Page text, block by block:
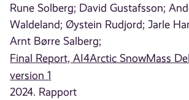
Rune Solberg; David Gustafsson;
Waldeland; Øystein Rudjord; Jarle
Arnt Børre Salberg;
Final Report, AI4Arctic SnowMass
version 1
2024. Rapport